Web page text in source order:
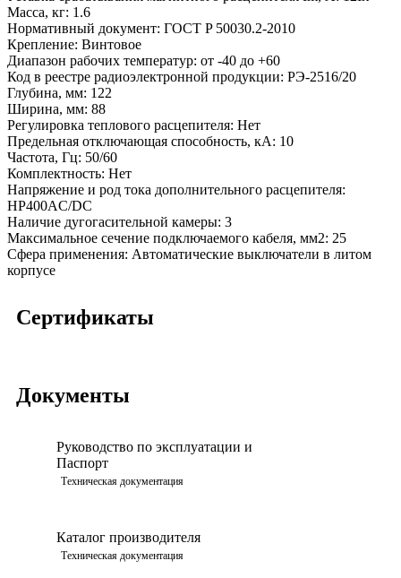
Масса, кг: 1.6
Нормативный документ: ГОСТ P 50030.2-2010
Крепление: Винтовое
Диапазон рабочих температур: от -40 до +60
Код в реестре радиоэлектронной продукции: РЭ-2516/20
Глубина, мм: 122
Ширина, мм: 88
Регулировка теплового расцепителя: Нет
Предельная отключающая способность, кA: 10
Частота, Гц: 50/60
Комплектность: Нет
Напряжение и род тока дополнительного расцепителя:
НР400AC/DC
Наличие дугогасительной камеры: 3
Максимальное сечение подключаемого кабеля, мм2: 25
Сфера применения: Автоматические выключатели в литом
корпусе
Сертификаты
Документы
Руководство по эксплуатации и
Паспорт
Техническая документация
Каталог производителя
Техническая документация